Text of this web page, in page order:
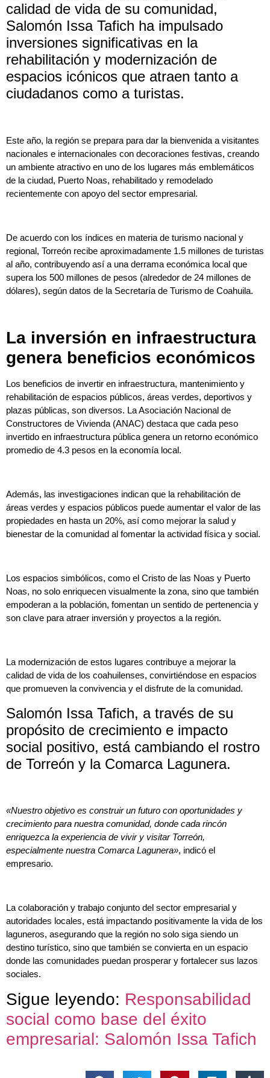
calidad de vida de su comunidad,
Salomón Issa Tafich ha impulsado
inversiones significativas en la
rehabilitación y modernización de
espacios icónicos que atraen tanto a
ciudadanos como a turistas.
Este año, la región se prepara para dar la bienvenida a visitantes
nacionales e internacionales con decoraciones festivas, creando
un ambiente atractivo en uno de los lugares más emblemáticos
de la ciudad, Puerto Noas, rehabilitado y remodelado
recientemente con apoyo del sector empresarial.
De acuerdo con los índices en materia de turismo nacional y
regional, Torreón recibe aproximadamente 1.5 millones de turistas
al año, contribuyendo así a una derrama económica local que
supera los 500 millones de pesos (alrededor de 24 millones de
dólares), según datos de la Secretaría de Turismo de Coahuila.
La inversión en infraestructura
genera beneficios económicos
Los beneficios de invertir en infraestructura, mantenimiento y
rehabilitación de espacios públicos, áreas verdes, deportivos y
plazas públicas, son diversos. La Asociación Nacional de
Constructores de Vivienda (ANAC) destaca que cada peso
invertido en infraestructura pública genera un retorno económico
promedio de 4.3 pesos en la economía local.
Además, las investigaciones indican que la rehabilitación de
áreas verdes y espacios públicos puede aumentar el valor de las
propiedades en hasta un 20%, así como mejorar la salud y
bienestar de la comunidad al fomentar la actividad física y social.
Los espacios simbólicos, como el Cristo de las Noas y Puerto
Noas, no solo enriquecen visualmente la zona, sino que también
empoderan a la población, fomentan un sentido de pertenencia y
son clave para atraer inversión y proyectos a la región.
La modernización de estos lugares contribuye a mejorar la
calidad de vida de los coahuilenses, convirtiéndose en espacios
que promueven la convivencia y el disfrute de la comunidad.
Salomón Issa Tafich, a través de su
propósito de crecimiento e impacto
social positivo, está cambiando el rostro
de Torreón y la Comarca Lagunera.
«Nuestro objetivo es construir un futuro con oportunidades y
crecimiento para nuestra comunidad, donde cada rincón
enriquezca la experiencia de vivir y visitar Torreón,
especialmente nuestra Comarca Lagunera», indicó el
empresario.
La colaboración y trabajo conjunto del sector empresarial y
autoridades locales, está impactando positivamente la vida de los
laguneros, asegurando que la región no solo siga siendo un
destino turístico, sino que también se convierta en un espacio
donde las comunidades puedan prosperar y fortalecer sus lazos
sociales.
Sigue leyendo: Responsabilidad
social como base del éxito
empresarial: Salomón Issa Tafich